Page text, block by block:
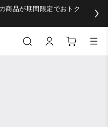
商品が期間限定でおトク